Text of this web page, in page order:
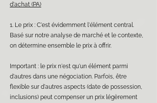
d'achat (PA)
1. Le prix : C'est évidemment l'élément central.
Basé sur notre analyse de marché et le contexte,
on détermine ensemble le prix à offrir.
Important : le prix n'est qu'un élément parmi
d'autres dans une négociation. Parfois, être
flexible sur d'autres aspects (date de possession,
inclusions) peut compenser un prix légèrement